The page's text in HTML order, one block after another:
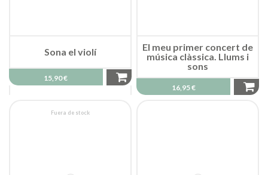
El meu primer concert de
música clàssica. Llums i
sons
16,95 €
Fuera de stock